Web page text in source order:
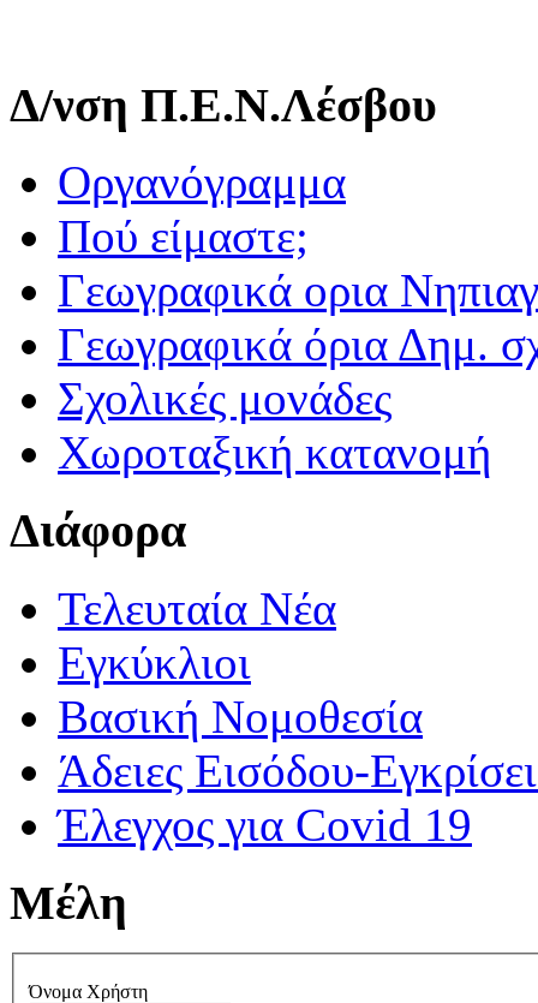
Δ/νση Π.Ε.Ν.Λέσβου
Οργανόγραμμα
Πού είμαστε;
Γεωγραφικά ορια
Γεωγραφικά όρια Δημ.
Σχολικές μονάδες
Χωροταξική κατανομή
Διάφορα
Τελευταία Νέα
Εγκύκλιοι
Βασική Νομοθεσία
Άδειες Εισόδου-
Έλεγχος για Covid 19
Μέλη
Όνομα Χρήστη